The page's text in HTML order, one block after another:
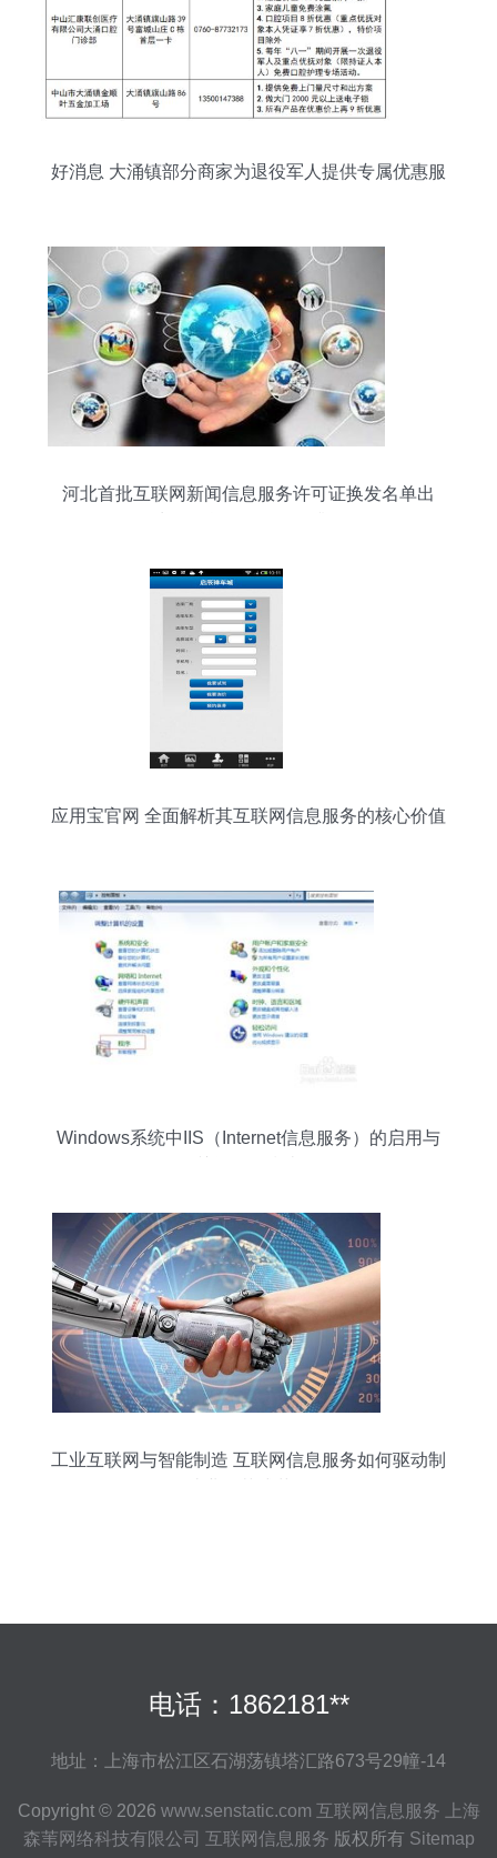
好消息 大涌镇部分商家为退役军人提供专属优惠服
河北首批互联网新闻信息服务许可证换发名单出
应用宝官网 全面解析其互联网信息服务的核心价值
Windows系统中IIS（Internet信息服务）的启用与
工业互联网与智能制造 互联网信息服务如何驱动制
电话：1862181**
地址：上海市松江区石湖荡镇塔汇路673号29幢-14
Copyright © 2026 www.senstatic.com 互联网信息服务
上海
森苇网络科技有限公司 互联网信息服务 版权所有 Sitemap